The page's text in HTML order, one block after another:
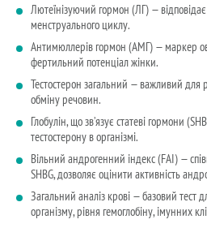
Лютеїнізуючий гормон (ЛГ) —
менструального циклу.
Антимюллерів гормон (АМГ) — маркер
фертильний потенціал жінки.
Тестостерон загальний — важливий для
обміну речовин.
Глобулін, що зв’язує статеві гормони
тестостерону в організмі.
Вільний андрогенний індекс (FAI) —
SHBG, дозволяє оцінити активність
Загальний аналіз крові — базовий тест
організму, рівня гемоглобіну, імунних